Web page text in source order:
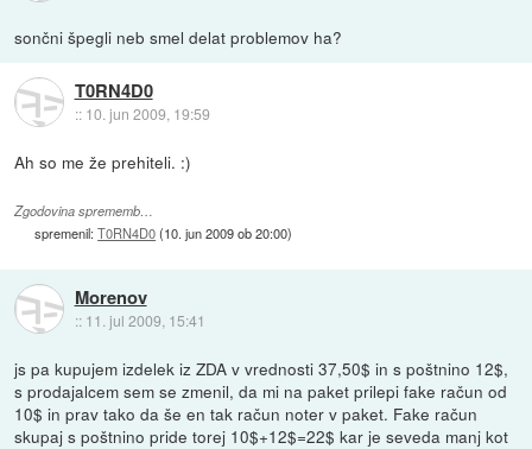
sončni špegli neb smel delat problemov ha?
T0RN4D0
:: 10. jun 2009, 19:59
Ah so me že prehiteli. :)
Zgodovina sprememb…
spremenil:T0RN4D0(10. jun 2009 ob 20:00)
Morenov
:: 11. jul 2009, 15:41
js pa kupujem izdelek iz ZDA v vrednosti 37,50$ in s poštnino 12$,
s prodajalcem sem se zmenil, da mi na paket prilepi fake račun od
10$ in prav tako da še en tak račun noter v paket. Fake račun
skupaj s poštnino pride torej 10$+12$=22$ kar je seveda manj kot